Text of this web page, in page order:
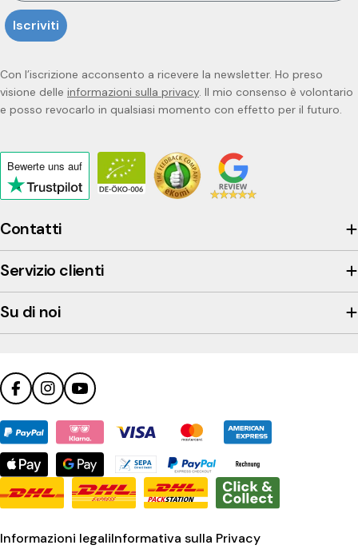
Contatti
Servizio clienti
Su di noi
Iscriviti
Con l’iscrizione acconsento a ricevere la newsletter. Ho preso
visione delle informazioni sulla privacy. Il mio consenso è volontario
e posso revocarlo in qualsiasi momento con effetto per il futuro.
Bewerte uns auf
Click
to
view
the
company's
Trustpilot
profile
FacebookInstagramYouTube
Metodi
di
pagamento
Informazioni legaliInformativa sulla Privacy